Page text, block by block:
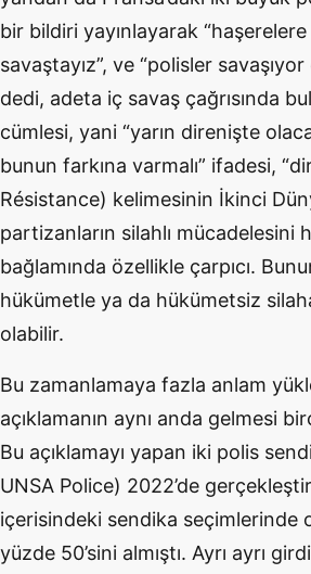
bir bildiri yayınlayarak
savaştayız”, ve “polisler
dedi, adeta iç savaş çağrısında
cümlesi, yani “yarın direnişte
bunun farkına varmalı” ifadesi,
Résistance) kelimesinin İkinci
partizanların silahlı mücadelesini
bağlamında özellikle çarpıcı.
hükümetle ya da hükümetsiz
olabilir.
Bu zamanlamaya fazla anlam
açıklamanın aynı anda gelmesi
Bu açıklamayı yapan iki polis
UNSA Police) 2022’de
içerisindeki sendika seçimlerinde
yüzde 50’sini almıştı. Ayrı ayrı